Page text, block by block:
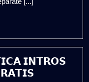
y
Pura
𝗜𝗡𝗧𝗥𝗢𝗦